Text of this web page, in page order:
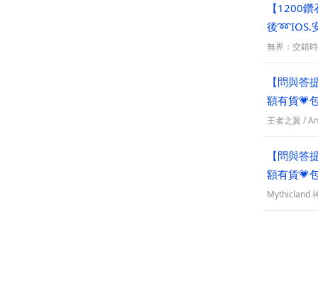
【1200鑽
後➿IOS.
無界：交錯
【問與答
額有貨💗
王者之翼/
【問與答
額有貨💗
Mythicland